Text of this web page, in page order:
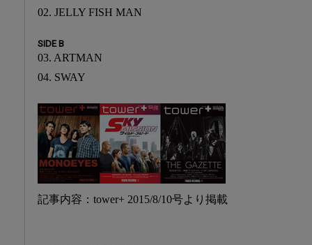
02. JELLY FISH MAN
SIDE B
03. ARTMAN
04. SWAY
記事内容：tower+ 2015/8/10号より掲載